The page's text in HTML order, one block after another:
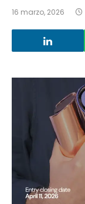
16 marzo, 2026